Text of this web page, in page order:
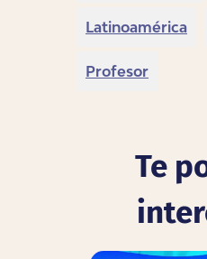
Latinoamérica
Profesor
Te